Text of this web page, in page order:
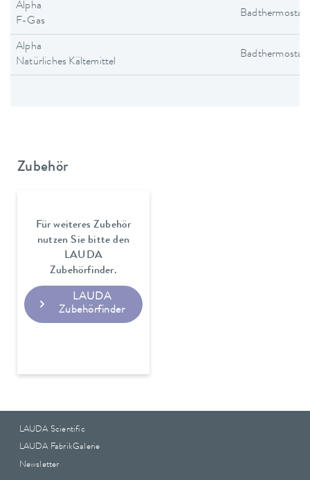
Alpha
F-Gas
Alpha
Natürliches Kältemittel
Zubehör
Für weiteres Zubehör
nutzen Sie bitte den
LAUDA
Zubehörfinder.
LAUDA
Zubehörfinder
LAUDA Scientific
LAUDA FabrikGalerie
Newsletter